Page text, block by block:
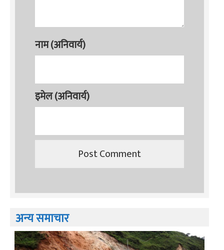
नाम (अनिवार्य)
इमेल (अनिवार्य)
अन्य समाचार